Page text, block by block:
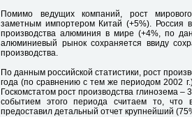
Помимо ведущих компаний, рост
заметным импортером Китай (+5%). Россия
производства алюминия в мире (+4%, по
алюминиевый рынок сохраняется ввиду
производства.
По данным российской статистики, рост
года (по сравнению с тем же периодом 2002
Госкомстатом рост производства глинозема
событием этого периода считаем то,
предоставил детальный отчет крупнейший